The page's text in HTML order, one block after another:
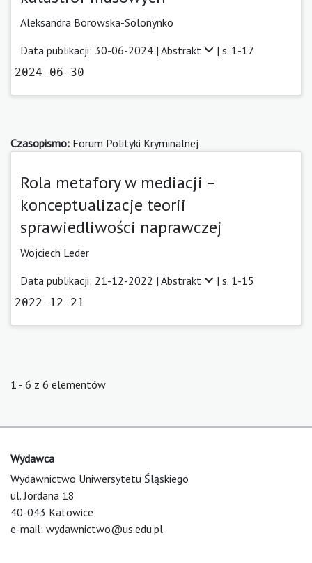
Aleksandra Borowska-Solonynko
Data publikacji: 30-06-2024 | Abstrakt | s. 1-17
2024-06-30
Czasopismo: Forum Polityki Kryminalnej
Rola metafory w mediacji –
konceptualizacje teorii
sprawiedliwości naprawczej
Wojciech Leder
Data publikacji: 21-12-2022 | Abstrakt | s. 1-15
2022-12-21
1 - 6 z 6 elementów
Wydawca
Wydawnictwo Uniwersytetu Śląskiego
ul. Jordana 18
40-043 Katowice
e-mail: wydawnictwo@us.edu.pl